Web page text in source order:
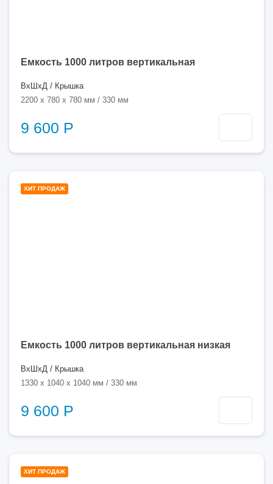
Емкость 1000 литров вертикальная
ВхШхД / Крышка
2200 x 780 x 780 мм / 330 мм
9 600 Р
ХИТ ПРОДАЖ
Емкость 1000 литров вертикальная низкая
ВхШхД / Крышка
1330 x 1040 x 1040 мм / 330 мм
9 600 Р
ХИТ ПРОДАЖ